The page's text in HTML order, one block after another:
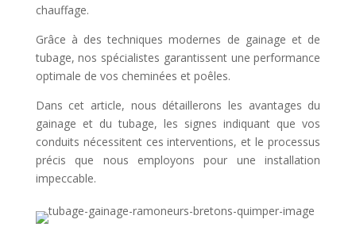
chauffage.
Grâce à des techniques modernes de gainage et de
tubage, nos spécialistes garantissent une performance
optimale de vos cheminées et poêles.
Dans cet article, nous détaillerons les avantages du
gainage et du tubage, les signes indiquant que vos
conduits nécessitent ces interventions, et le processus
précis que nous employons pour une installation
impeccable.